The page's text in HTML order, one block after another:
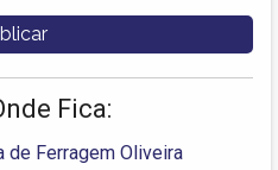
Fica:
de Ferragem Oliveira